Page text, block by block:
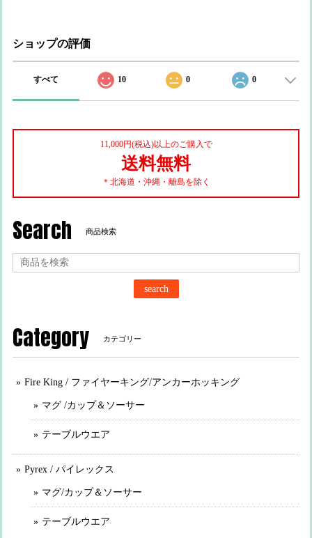
ショップの評価
すべて 10 0 0
11,000円(税込)以上のご購入で
送料無料
＊北海道・沖縄・離島を除く
Search 商品検索
search
Category カテゴリー
Fire King / ファイヤーキング/アンカーホッキング
マグ /カップ＆ソーサー
テーブルウエア
Pyrex / パイレックス
マグ/カップ＆ソーサー
テーブルウエア